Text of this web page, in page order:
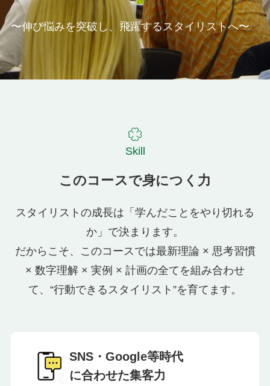
〜伸び悩みを突破し、飛躍するスタイリストへ〜
Skill
このコースで身につく力
スタイリストの成長は「学んだことをやり切れる
か」で決まります。
だからこそ、このコースでは最新理論 × 思考習慣
× 数字理解 × 実例 × 計画の全てを組み合わせ
て、“行動できるスタイリスト”を育てます。
SNS・Google等時代
に合わせた集客力